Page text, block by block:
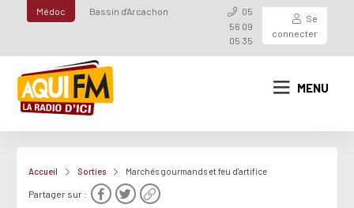
Médoc Bassin d'Arcachon
05
56 09
05 35
Se
connecter
MENU
Accueil Sorties Marchés gourmands et feu d'artifice
Partager sur :